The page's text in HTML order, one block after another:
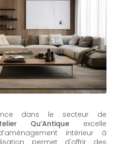
dans le secteur de
Qu’Antique excelle
intérieur à
permet d'offrir des